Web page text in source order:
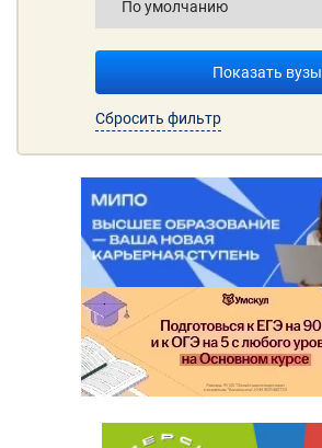
Показать вузы
Сбросить фильтр